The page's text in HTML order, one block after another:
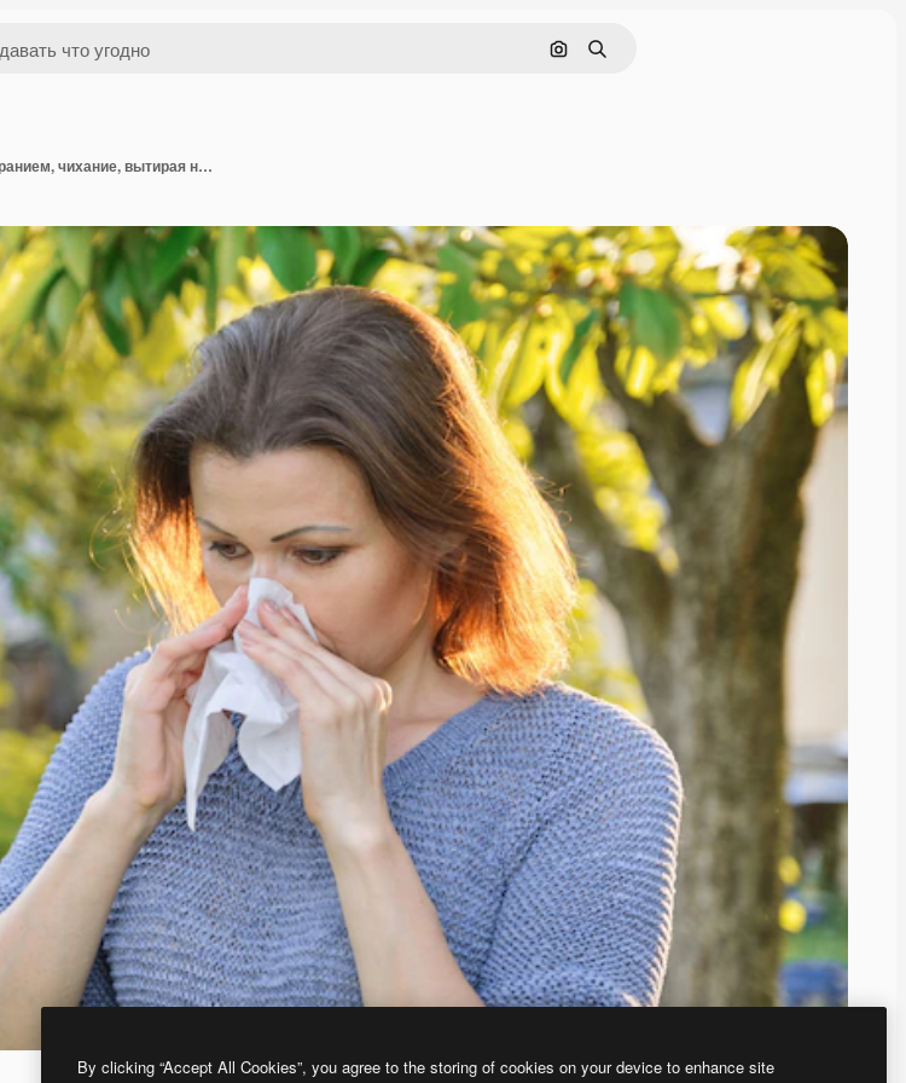
Поиск по изображению
Поиск
Сезонная аллергия, женщина с носовым вытиранием, чихание, вытирая нос на открытом воздухе
By clicking “Accept All Cookies”, you agree to the storing of cookies on your device to enhance site